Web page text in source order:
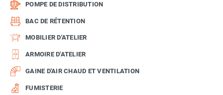
POMPE DE DISTRIBUTION
BAC DE RÉTENTION
MOBILIER D'ATELIER
ARMOIRE D'ATELIER
GAINE D'AIR CHAUD ET VENTILATION
FUMISTERIE